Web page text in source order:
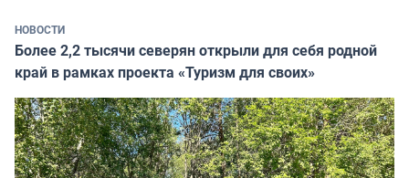
НОВОСТИ
Более 2,2 тысячи северян открыли для себя родной
край в рамках проекта «Туризм для своих»